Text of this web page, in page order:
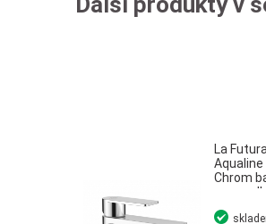
La Futura
Aqualine
Chrom
soupravy